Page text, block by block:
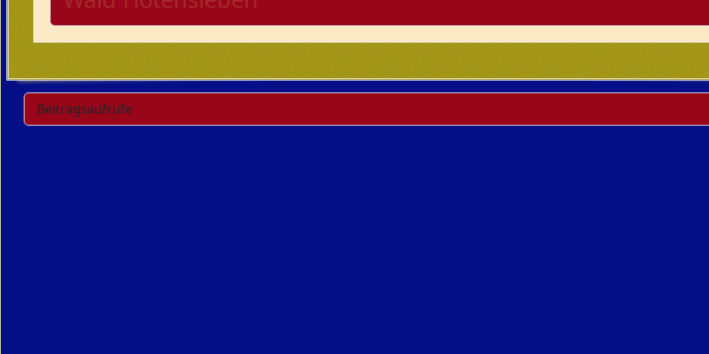
Beitragsaufrufe